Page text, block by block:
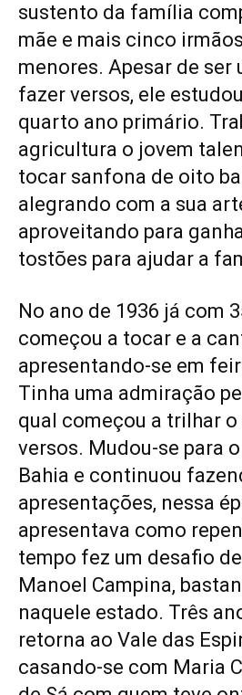
sustento da família
mãe e mais cinco
menores. Apesar de ser
fazer versos, ele
quarto ano primário.
agricultura o jovem
tocar sanfona de oito
alegrando com a sua
aproveitando para
tostões para ajudar a
No ano de 1936 já com
começou a tocar e a
apresentando-se em
Tinha uma admiração
qual começou a trilhar
versos. Mudou-se para
Bahia e continuou
apresentações, nessa
apresentava como
tempo fez um desafio
Manoel Campina,
naquele estado. Três
retorna ao Vale das
casando-se com Maria